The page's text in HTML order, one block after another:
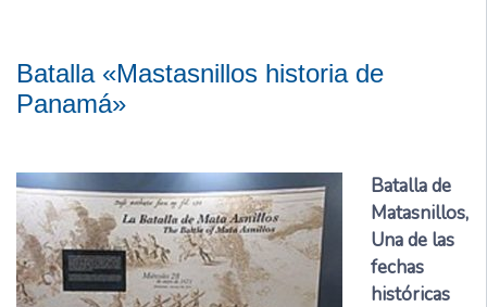
Batalla «Mastasnillos historia de
Panamá»
Batalla de
Matasnillos,
Una de las
fechas
históricas